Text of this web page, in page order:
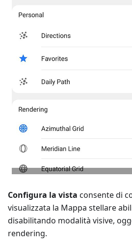
Configura la vista consente di
visualizzata la Mappa stellare
disabilitando modalità visive,
rendering.